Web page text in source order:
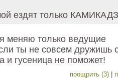
ездят только
меняю только ведущие
ты не совсем дружишь
и гусеница не поможет!
поощрить (3)